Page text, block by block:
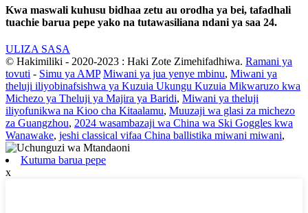
Kwa maswali kuhusu bidhaa zetu au orodha ya bei, tafadhali
tuachie barua pepe yako na tutawasiliana ndani ya saa 24.
ULIZA SASA
© Hakimiliki - 2020-2023 : Haki Zote Zimehifadhiwa. Ramani ya
tovuti - Simu ya AMP Miwani ya jua yenye mbinu, Miwani ya
theluji iliyobinafsishwa ya Kuzuia Ukungu Kuzuia Mikwaruzo kwa
Michezo ya Theluji ya Majira ya Baridi, Miwani ya theluji
iliyofunikwa na Kioo cha Kitaalamu, Muuzaji wa glasi za michezo
za Guangzhou, 2024 wasambazaji wa China wa Ski Goggles kwa
Wanawake, jeshi classical vifaa China ballistika miwani miwani,
Kutuma barua pepe
x